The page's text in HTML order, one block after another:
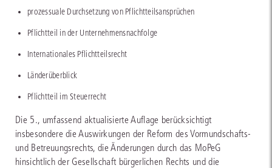
prozessuale Durchsetzung von Pflichtteilsansprüchen
Pflichtteil in der Unternehmensnachfolge
Internationales Pflichtteilsrecht
Länderüberblick
Pflichtteil im Steuerrecht
Die 5., umfassend aktualisierte Auflage berücksichtigt
insbesondere die Auswirkungen der Reform des Vormundschafts-
und Betreuungsrechts, die Änderungen durch das MoPeG
hinsichtlich der Gesellschaft bürgerlichen Rechts und die